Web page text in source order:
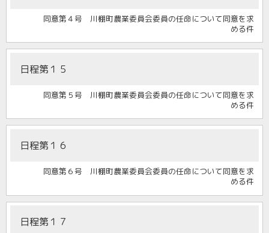
同意第４号 川棚町農業委員会委員の任命について同意を求
める件
日程第１５
同意第５号 川棚町農業委員会委員の任命について同意を求
める件
日程第１６
同意第６号 川棚町農業委員会委員の任命について同意を求
める件
日程第１７